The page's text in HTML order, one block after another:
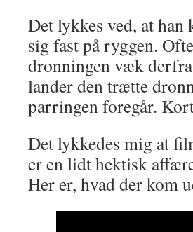
Det lykkes ved, at
sig fast på ryggen.
dronningen væk
lander den trætte
parringen foregår.
Det lykkedes mig at
er en lidt hektisk
Her er, hvad der kom